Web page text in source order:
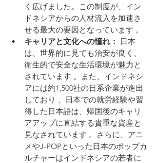
く広げました。この制度が、イン
ドネシアからの人材流入を加速さ
せる最大の要因となっています 。
キャリアと文化への憧れ：
日本
は、世界的に見ても治安が良く、
衛生的で安全な生活環境が魅力と
されています 。また、インドネシ
アには約1,500社の日系企業が進出
しており 、日本での就労経験や習
得した日本語は、帰国後のキャリ
アアップに直結する貴重な資産と
見なされています 。さらに、アニ
メやJ-POPといった日本のポップカ
ルチャーはインドネシアの若者に